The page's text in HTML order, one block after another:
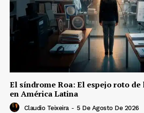
El síndrome Roa: El espejo roto
en América Latina
Claudio Teixeira - 5 De Agosto De 2026